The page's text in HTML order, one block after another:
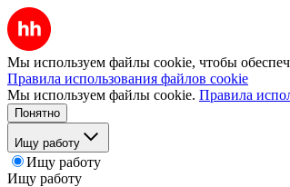
Мы используем файлы cookie, чтобы
Правила использования файлов cookie
Мы используем файлы cookie. Правила
Понятно
Ищу работу
Ищу работу
Ищу работу